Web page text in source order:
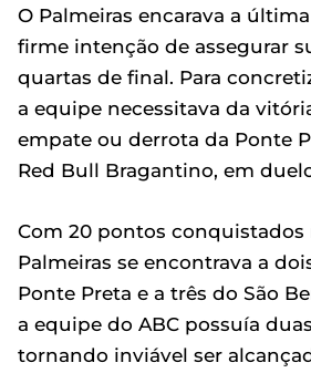
O Palmeiras encarava a
firme intenção de assegurar
quartas de final. Para
a equipe necessitava da
empate ou derrota da Ponte
Red Bull Bragantino, em
Com 20 pontos conquistados
Palmeiras se encontrava a
Ponte Preta e a três do São
a equipe do ABC possuía
tornando inviável ser